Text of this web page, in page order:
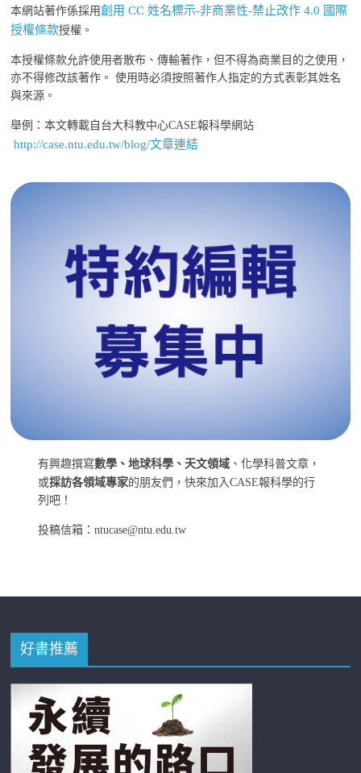
本網站著作係採用創用 CC 姓名標示-非商業性-禁止改作 4.0 國際
授權條款授權。
本授權條款允許使用者散布、傳輸著作，但不得為商業目的之使用，
亦不得修改該著作。 使用時必須按照著作人指定的方式表彰其姓名
與來源。
舉例：本文轉載自台大科教中心CASE報科學網站
http://case.ntu.edu.tw/blog/文章連結
有興趣撰寫數學、地球科學、天文領域 、化學科普文章，
或採訪各領域專家的朋友們，快來加入CASE報科學的行
列吧！
投稿信箱：ntucase@ntu.edu.tw
好書推薦